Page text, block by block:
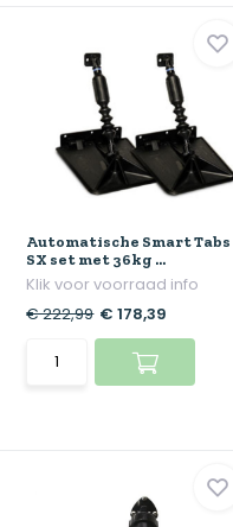
Automatische Smart Tabs
SX set met 36kg ...
Klik voor voorraad info
€ 222,99 € 178,39